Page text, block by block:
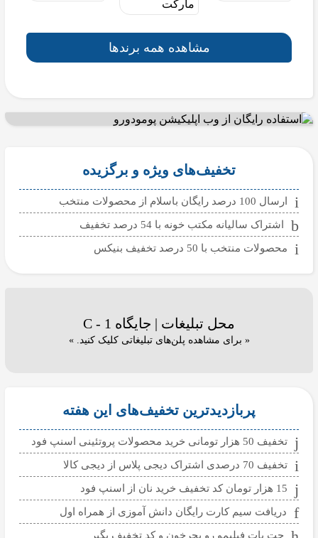
مشاهده همه برندها
تخفیف‌های ویژه و برگزیده
ارسال 100 درصد رایگان باسلام از محصولات منتخب
اشتراک سالیانه مکتب خونه با 54 درصد تخفیف
محصولات منتخب با 50 درصد تخفیف بنیکس
محل تبلیغات | جایگاه C - 1
« برای مشاهده پلن‌های تبلیغاتی کلیک کنید. »
پربازدیدترین تخفیف‌های این هفته
تخفیف 50 هزار تومانی خرید محصولات پروتئینی اسنپ فود
تخفیف 70 درصدی اشتراک دیجی پلاس از دیجی کالا
15 هزار تومان کد تخفیف خرید نان از اسنپ فود
دریافت سیم کارت رایگان دانش آموزی از همراه اول
جت پات فیلیمو رو بچرخون و کد تخفیف بگیر